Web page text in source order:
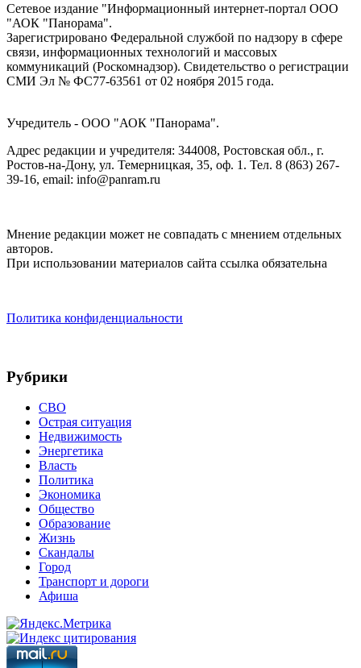
Сетевое издание "Информационный интернет-портал ООО
"АОК "Панорама".
Зарегистрировано Федеральной службой по надзору в сфере
связи, информационных технологий и массовых
коммуникаций (Роскомнадзор). Cвидетельство о регистрации
СМИ Эл № ФС77-63561 от 02 ноября 2015 года.
Учредитель - ООО "АОК "Панорама".
Адрес редакции и учредителя: 344008, Ростовская обл., г.
Ростов-на-Дону, ул. Темерницкая, 35, оф. 1. Тел. 8 (863) 267-
39-16, email: info@panram.ru
Мнение редакции может не совпадать с мнением отдельных
авторов.
При использовании материалов сайта ссылка обязательна
Политика конфиденциальности
Рубрики
СВО
Острая ситуация
Недвижимость
Энергетика
Власть
Политика
Экономика
Общество
Образование
Жизнь
Скандалы
Город
Транспорт и дороги
Афиша